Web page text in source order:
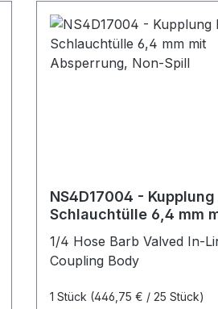
NS4D17004 - Kupplung
Schlauchtülle 6,4 mm
1/4 Hose Barb Valved In-
Coupling Body
1 Stück (446,75 € / 25 Stück)